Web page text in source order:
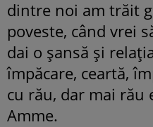
dintre noi am trăit
poveste, când vrei
dai o șansă și
împăcare, ceartă,
cu rău, dar mai rău
Amme.